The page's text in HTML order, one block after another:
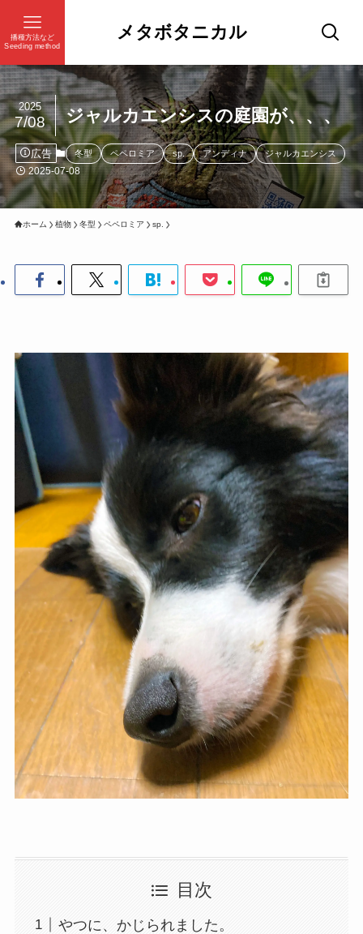
メタボタニカル
播種方法など
Seeding method
ジャルカエンシスの庭園が、、、
2025
7/08
広告 冬型 ペペロミア sp. アンディナ ジャルカエンシス
2025-07-08
ホーム 植物 冬型 ペペロミア sp.
目次
やつに、かじられました。